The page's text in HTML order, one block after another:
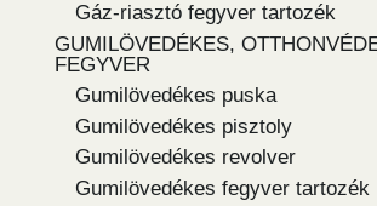
Gáz-riasztó fegyver tartozék
GUMILÖVEDÉKES,
FEGYVER
Gumilövedékes puska
Gumilövedékes pisztoly
Gumilövedékes revolver
Gumilövedékes fegyver tartozék